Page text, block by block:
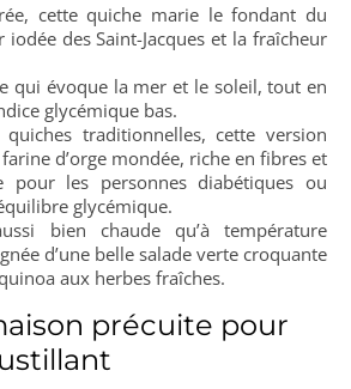
cette quiche marie le fondant du
des Saint-Jacques et la fraîcheur
qui évoque la mer et le soleil, tout en
glycémique bas.
traditionnelles, cette version
d’orge mondée, riche en fibres et
pour les personnes diabétiques ou
glycémique.
bien chaude qu’à température
d’une belle salade verte croquante
aux herbes fraîches.
précuite pour